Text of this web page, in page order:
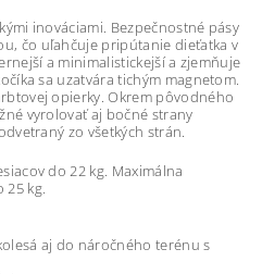
inováciami. Bezpečnostné pásy
čo uľahčuje pripútanie dieťatka v
a minimalistickejší a zjemňuje
sa uzatvára tichým magnetom.
opierky. Okrem pôvodného
vyrolovať aj bočné strany
zo všetkých strán.
do 22 kg. Maximálna
25 kg.
aj do náročného terénu s